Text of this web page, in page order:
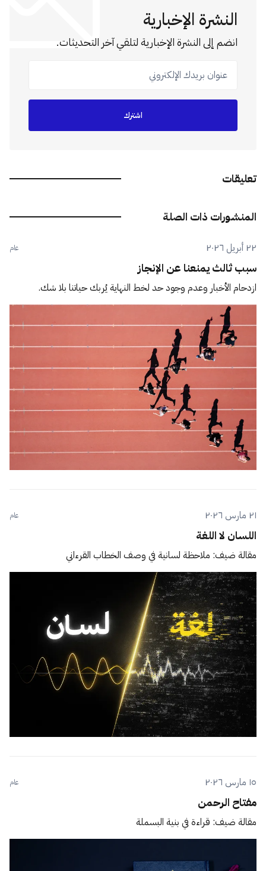
النشرة الإخبارية
انضم إلى النشرة الإخبارية لتلقي آخر التحديثات.
عنوان بريدك الإلكتروني
اشترك
تعليقات
المنشورات ذات الصلة
٢٢ أبريل ٢٠٢٦ عام
سبب ثالث يمنعنا عن الإنجاز
ازدحام الأخبار وعدم وجود حد لخط النهاية يُربك حياتنا بلا شك.
٢١ مارس ٢٠٢٦ عام
اللسان لا اللغة
مقالة ضيف: ملاحظة لسانية في وصف الخطاب القرءاني
١٥ مارس ٢٠٢٦ عام
مفتاح الرحمن
مقالة ضيف: قراءة في بنية البسملة